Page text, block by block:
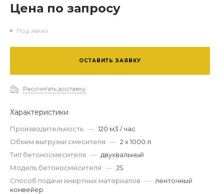
Цена по запросу
Под заказ
ОСТАВИТЬ ЗАЯВКУ
Рассчитать доставку
Характеристики
Производительность — 120 м3 / час
Объем выгрузки смесителя — 2 х 1000 л.
Тип бетоносмесителя — двухвальный
Модель бетоносмесителя — JS
Способ подачи инертных материалов — ленточный
конвейер